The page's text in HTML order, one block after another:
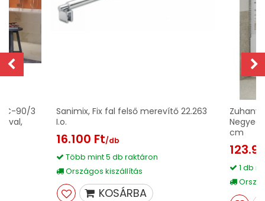
90/3
Sanimix, Fix fal felső merevítő 22.263
I.o.
16.100 Ft/db
Több mint 5 db raktáron
Országos kiszállítás
KOSÁRBA
cm
1 db